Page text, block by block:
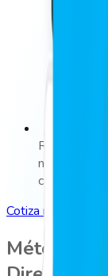
Reportes y
críticos.
Cotiza nuestras
Método